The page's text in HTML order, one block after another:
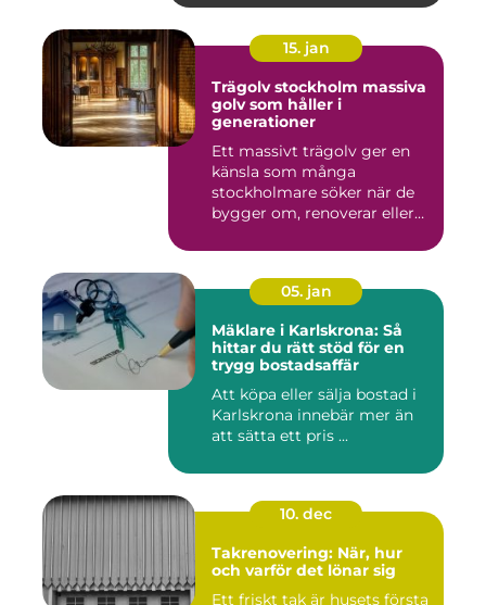
15. jan
Trägolv stockholm massiva
golv som håller i
generationer
Ett massivt trägolv ger en
känsla som många
stockholmare söker när de
bygger om, renoverar eller
05. jan
Mäklare i Karlskrona: Så
hittar du rätt stöd för en
trygg bostadsaffär
Att köpa eller sälja bostad i
Karlskrona innebär mer än
att sätta ett pris ...
10. dec
Takrenovering: När, hur
och varför det lönar sig
Ett friskt tak är husets första